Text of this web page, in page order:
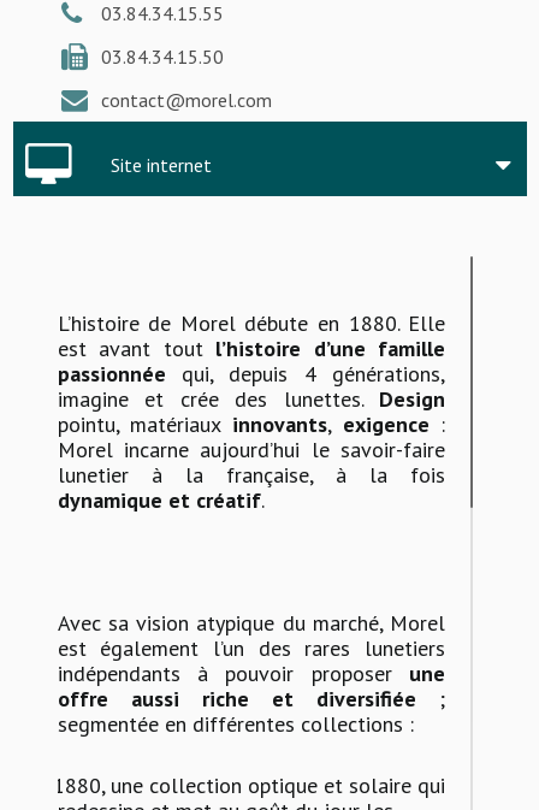
03.84.34.15.55
03.84.34.15.50
contact@morel.com
Site internet
L’histoire de Morel débute en 1880. Elle
est avant tout l’histoire d’une famille
passionnée qui, depuis 4 générations,
imagine et crée des lunettes. Design
pointu, matériaux innovants, exigence :
Morel incarne aujourd’hui le savoir-faire
lunetier à la française, à la fois
dynamique et créatif.
Avec sa vision atypique du marché, Morel
est également l’un des rares lunetiers
indépendants à pouvoir proposer une
offre aussi riche et diversifiée ;
segmentée en différentes collections :
1880, une collection optique et solaire qui